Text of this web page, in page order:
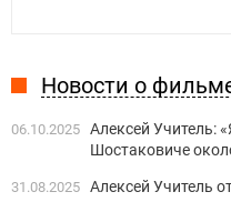
Новости о
06.10.2025 Алексей Учитель:
Шостаковиче
31.08.2025 Алексей Учитель